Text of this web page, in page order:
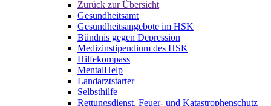
Zurück zur Übersicht
Gesundheitsamt
Gesundheitsangebote im HSK
Bündnis gegen Depression
Medizinstipendium des HSK
Hilfekompass
MentalHelp
Landarztstarter
Selbsthilfe
Rettungsdienst, Feuer- und Katastrophenschutz